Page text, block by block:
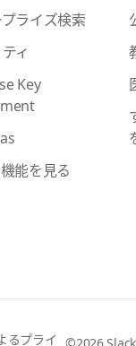
ライズ検索
ィ
Key
能を見る
るプライ